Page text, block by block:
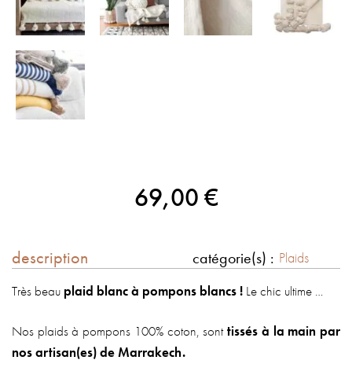
69,00€
description catégorie(s) : Plaids
Très beau plaid blanc à pompons blancs ! Le chic ultime …
Nos plaids à pompons 100% coton, sonttissés à la main par
nos artisan(es) de Marrakech.